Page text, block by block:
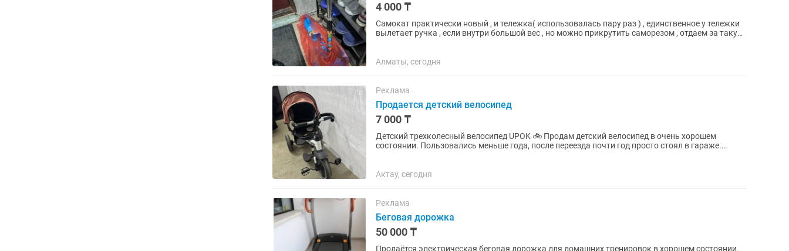
4 000 ₸
Самокат практически новый , и тележка( использовалась пару раз ) , единственное у тележки
вылетает ручка , если внутри большой вес , но можно прикрутить саморезом , отдаем за такую
Алматы, сегодня
Реклама
Продается детский велосипед
7 000 ₸
Детский трехколесный велосипед UPOK 🚲 Продам детский велосипед в очень хорошем
состоянии. Пользовались меньше года, после переезда почти год просто стоял в гараже.
Актау, сегодня
Реклама
Беговая дорожка
50 000 ₸
Продаётся электрическая беговая дорожка для домашних тренировок в хорошем состоянии.